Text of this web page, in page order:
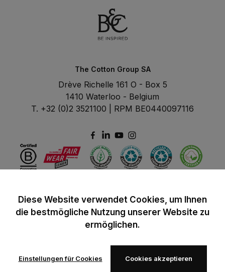
The Cotton Group SA
Drève Richelle 161 O - Box 5
1410 Waterloo - Belgium
T. +32 (0)2 3521100 | RPM BE0440097116
© 2024 B&C All rights reserved
Diese Website verwendet Cookies, um Ihnen
die bestmögliche Nutzung unserer Website zu
ermöglichen.
Einstellungen für Cookies Cookies akzeptieren